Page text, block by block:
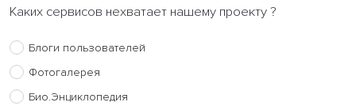
Каких сервисов нехватает нашему проекту ?
Блоги пользователей
Фотогалерея
Био.Энциклопедия